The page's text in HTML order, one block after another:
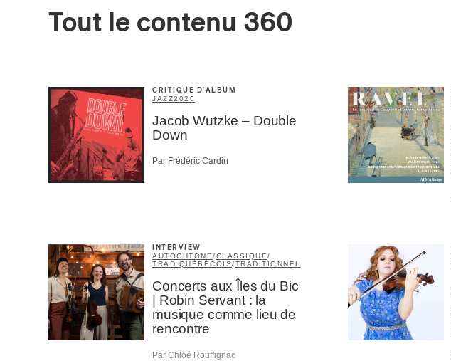
Tout le contenu 360
CRITIQUE D'ALBUM
JAZZ2026
Jacob Wutzke – Double
Down
Par Frédéric Cardin
INTERVIEW
AUTOCHTONE/CLASSIQUE/
TRAD QUÉBÉCOIS/TRADITIONNEL
Concerts aux Îles du Bic
| Robin Servant : la
musique comme lieu de
rencontre
Par Chloé Rouffignac